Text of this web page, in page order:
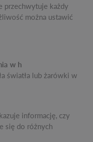
przechwytuje każdy
można ustawić
w h
światła lub żarówki w
informację, czy
się do różnych